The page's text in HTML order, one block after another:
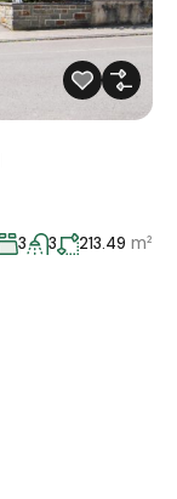
3 3 213.49 m²